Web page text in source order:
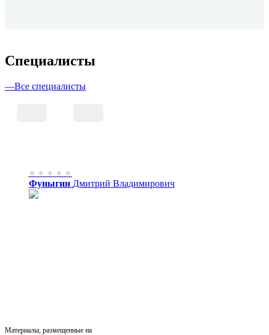
Cпециалисты
—Все специалисты
Фуныгин Дмитрий Владимирович
Материалы, размещенные на